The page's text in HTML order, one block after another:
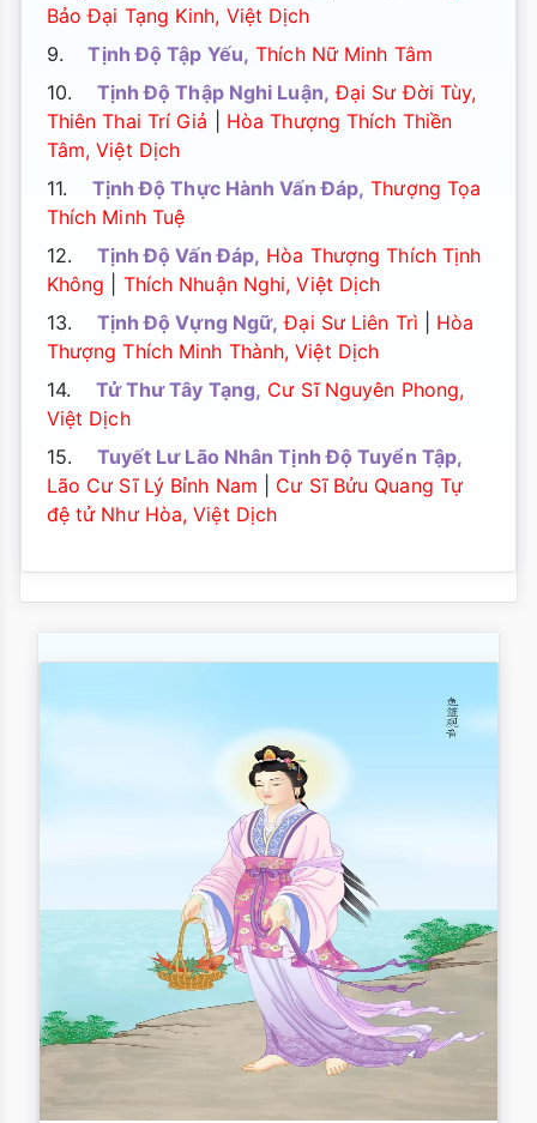
Bảo Đại Tạng Kinh, Việt Dịch
9.Tịnh Độ Tập Yếu, Thích Nữ Minh Tâm
10. Tịnh Độ Thập Nghi Luận, Đại Sư Đời Tùy,
Thiên Thai Trí Giả
Hòa Thượng Thích Thiền
Tâm, Việt Dịch
11. Tịnh Độ Thực Hành Vấn Đáp, Thượng Tọa
Thích Minh Tuệ
12. Tịnh Độ Vấn Đáp, Hòa Thượng Thích Tịnh
Không
Thích Nhuận Nghi, Việt Dịch
13. Tịnh Độ Vựng Ngữ, Đại Sư Liên Trì
Hòa
Thượng Thích Minh Thành, Việt Dịch
14. Tử Thư Tây Tạng, Cư Sĩ Nguyên Phong,
Việt Dịch
15. Tuyết Lư Lão Nhân Tịnh Độ Tuyển Tập,
Lão Cư Sĩ Lý Bỉnh Nam
Cư Sĩ Bửu Quang Tự
đệ tử Như Hòa, Việt Dịch